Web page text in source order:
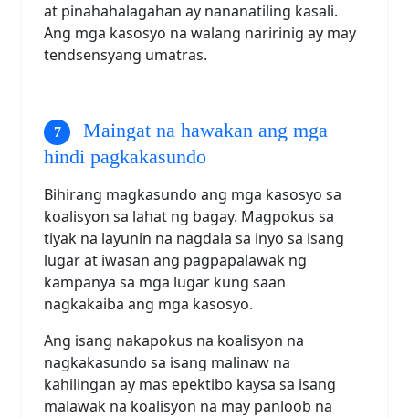
at pinahahalagahan ay nananatiling kasali.
Ang mga kasosyo na walang naririnig ay may
tendsensyang umatras.
Maingat na hawakan ang mga
hindi pagkakasundo
Bihirang magkasundo ang mga kasosyo sa
koalisyon sa lahat ng bagay. Magpokus sa
tiyak na layunin na nagdala sa inyo sa isang
lugar at iwasan ang pagpapalawak ng
kampanya sa mga lugar kung saan
nagkakaiba ang mga kasosyo.
Ang isang nakapokus na koalisyon na
nagkakasundo sa isang malinaw na
kahilingan ay mas epektibo kaysa sa isang
malawak na koalisyon na may panloob na